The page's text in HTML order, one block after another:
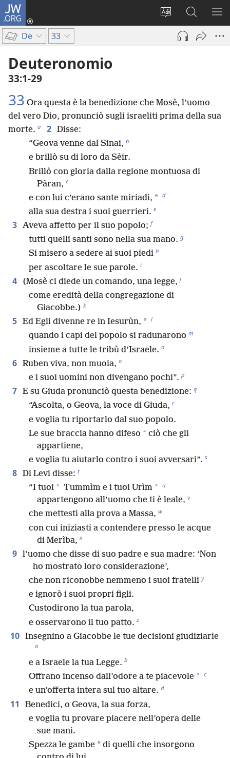
JW.ORG
Modificare
lingua
Accedi
(apre
Cerca
JW.ORG
De 33
Deuteronomio
33:1-29
33 Ora questa è la benedizione che Mosè, l’uomo
del vero Dio, pronunciò sugli israeliti prima della sua
morte. a 2 Disse:
“Geova venne dal Sinai, b
e brillò su di loro da Sèir.
Brillò con gloria dalla regione montuosa di
Pàran, c
e con lui c’erano sante miriadi, * d
alla sua destra i suoi guerrieri. e
3 Aveva affetto per il suo popolo; f
tutti quelli santi sono nella sua mano. g
Si misero a sedere ai suoi piedi h
per ascoltare le sue parole. i
4 (Mosè ci diede un comando, una legge, j
come eredità della congregazione di
Giacobbe.) k
5 Ed Egli divenne re in Iesurùn, * l
quando i capi del popolo si radunarono m
insieme a tutte le tribù d’Israele. n
6 Ruben viva, non muoia, o
e i suoi uomini non divengano pochi”. p
7 E su Giuda pronunciò questa benedizione: q
“Ascolta, o Geova, la voce di Giuda, r
e voglia tu riportarlo dal suo popolo.
Le sue braccia hanno difeso * ciò che gli
appartiene,
e voglia tu aiutarlo contro i suoi avversari”. s
8 Di Levi disse: t
“I tuoi * Tummìm e i tuoi Urìm * u
appartengono all’uomo che ti è leale, v
che mettesti alla prova a Massa, w
con cui iniziasti a contendere presso le acque
di Merìba, x
9 l’uomo che disse di suo padre e sua madre: ‘Non
ho mostrato loro considerazione’,
che non riconobbe nemmeno i suoi fratelli y
e ignorò i suoi propri figli.
Custodirono la tua parola,
e osservarono il tuo patto. z
10 Insegnino a Giacobbe le tue decisioni giudiziarie
a
e a Israele la tua Legge. b
Offrano incenso dall’odore a te piacevole * c
e un’offerta intera sul tuo altare. d
11
Benedici, o Geova, la sua forza,
e voglia tu provare piacere nell’opera delle
sue mani.
Spezza le gambe * di quelli che insorgono